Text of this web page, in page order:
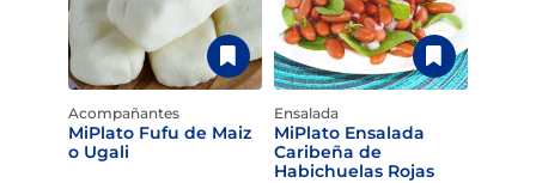
Acompañantes
MiPlato Fufu de Maiz
o Ugali
Ensalada
MiPlato Ensalada
Caribeña de
Habichuelas Rojas